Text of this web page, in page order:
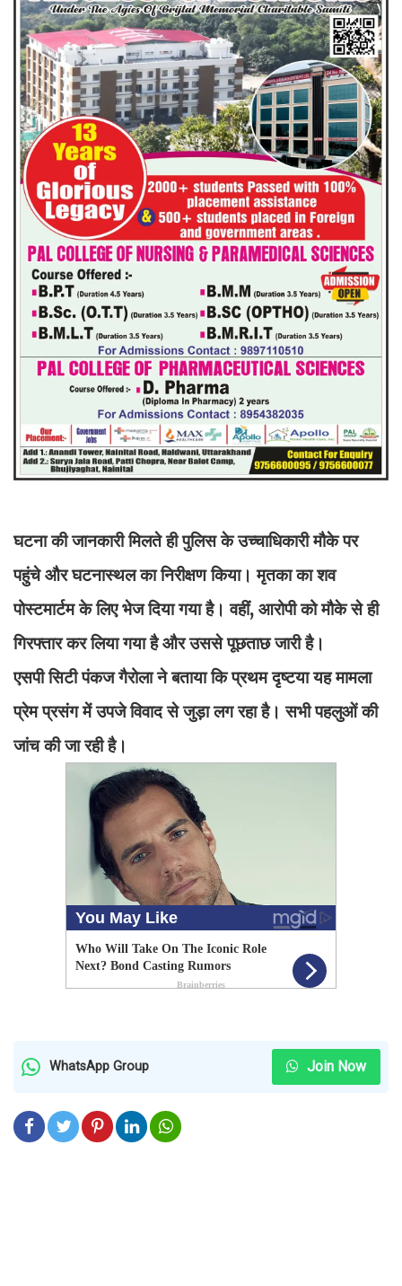
घटना की जानकारी मिलते ही पुलिस के उच्चाधिकारी मौके पर
पहुंचे और घटनास्थल का निरीक्षण किया। मृतका का शव
पोस्टमार्टम के लिए भेज दिया गया है। वहीं, आरोपी को मौके से ही
गिरफ्तार कर लिया गया है और उससे पूछताछ जारी है।
एसपी सिटी पंकज गैरोला ने बताया कि प्रथम दृष्टया यह मामला
प्रेम प्रसंग में उपजे विवाद से जुड़ा लग रहा है। सभी पहलुओं की
जांच की जा रही है।
WhatsApp Group Join Now